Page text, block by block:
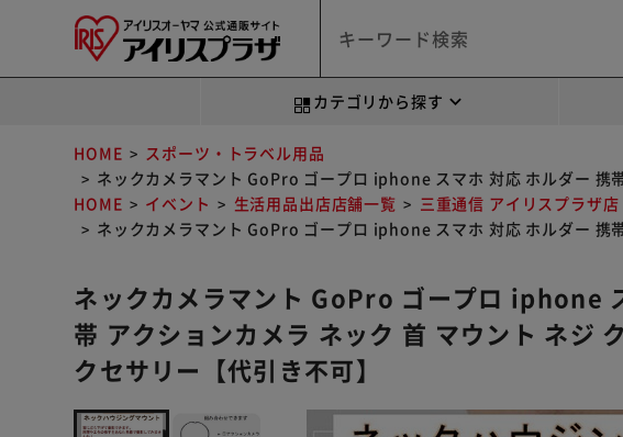
カテゴリから探す
HOME
スポーツ・トラベル用品
ネックカメラマント GoPro ゴープロ iphone スマホ 対応 ホルダー 携
HOME
イベント 生活用品出店店舗一覧
三重通信 アイリスプラザ店
ネックカメラマント GoPro ゴープロ iphone スマホ 対応 ホルダー 携
ネックカメラマント GoPro ゴープロ iphone
帯 アクションカメラ ネック 首 マウント ネジ
クセサリー【代引き不可】